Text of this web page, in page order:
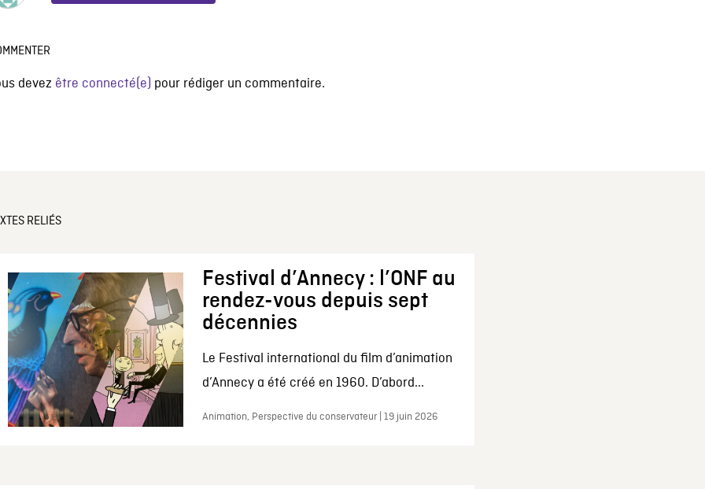
devez être connecté(e) pour rédiger un commentaire.
RELIÉS
Festival d’Annecy : l’ONF au
rendez-vous depuis sept
décennies
Le Festival international du film d’animation
d’Annecy a été créé en 1960. D’abord...
Animation, Perspective du conservateur | 19 juin 2026